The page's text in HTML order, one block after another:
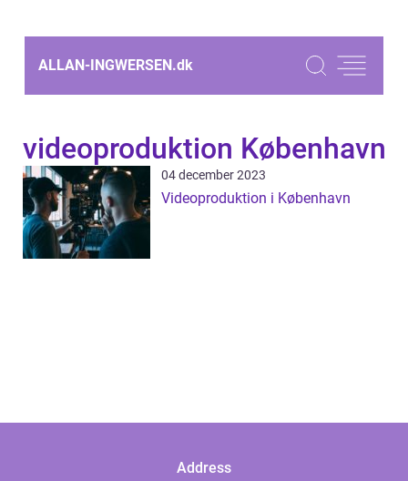
ALLAN-INGWERSEN.dk
videoproduktion København
04 december 2023
Videoproduktion i København
Address